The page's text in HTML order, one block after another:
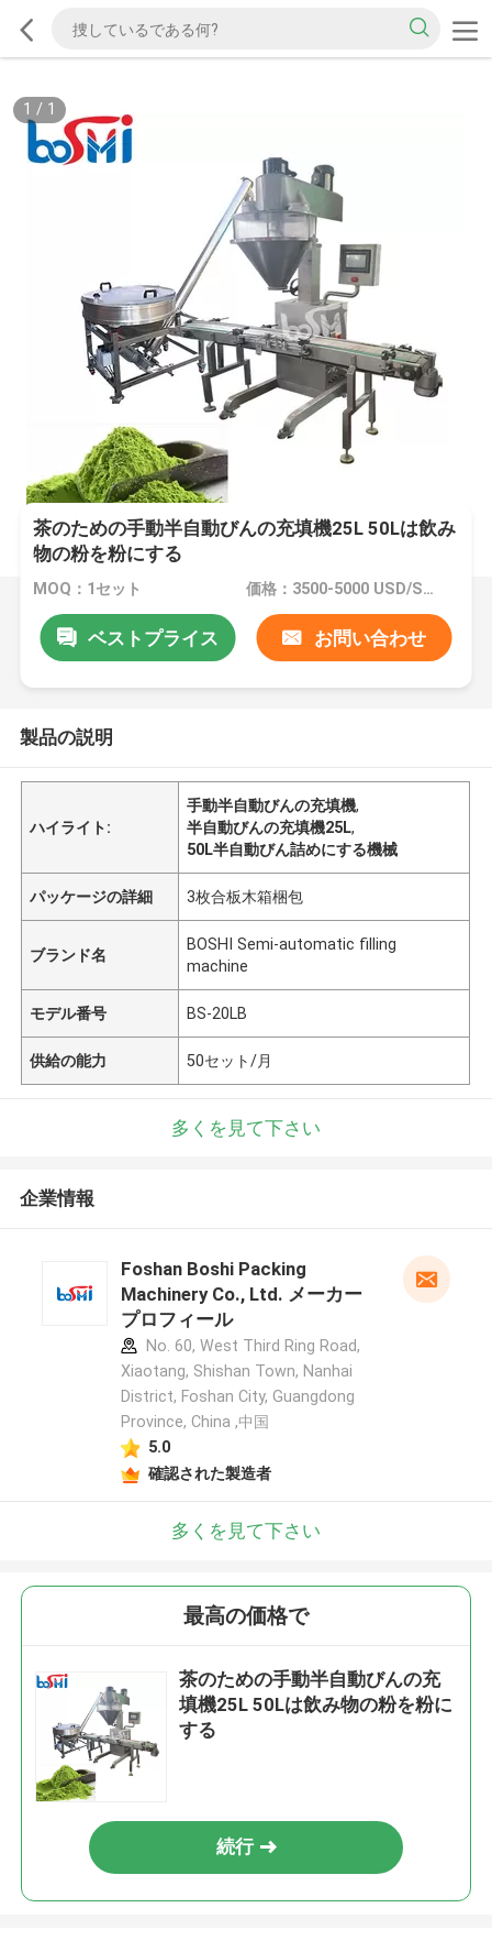
1 / 1
茶のための手動半自動びんの充填機25L 50Lは飲み
物の粉を粉にする
MOQ：1セット 価格：3500-5000 USD/SET
ベストプライス お問い合わせ
製品の説明
ハイライト:
手動半自動びんの充填機,
半自動びんの充填機25L,
50L半自動びん詰めにする機械
パッケージの詳細 3枚合板木箱梱包
ブランド名
BOSHI Semi-automatic filling
machine
モデル番号 BS-20LB
供給の能力 50セット/月
多くを見て下さい
企業情報
Foshan Boshi Packing
Machinery Co., Ltd. メーカー
プロフィール
No. 60, West Third Ring Road,
Xiaotang, Shishan Town, Nanhai
District, Foshan City, Guangdong
Province, China ,中国
5.0
確認された製造者
多くを見て下さい
最高の価格で
茶のための手動半自動びんの充
填機25L 50Lは飲み物の粉を粉に
する
続行